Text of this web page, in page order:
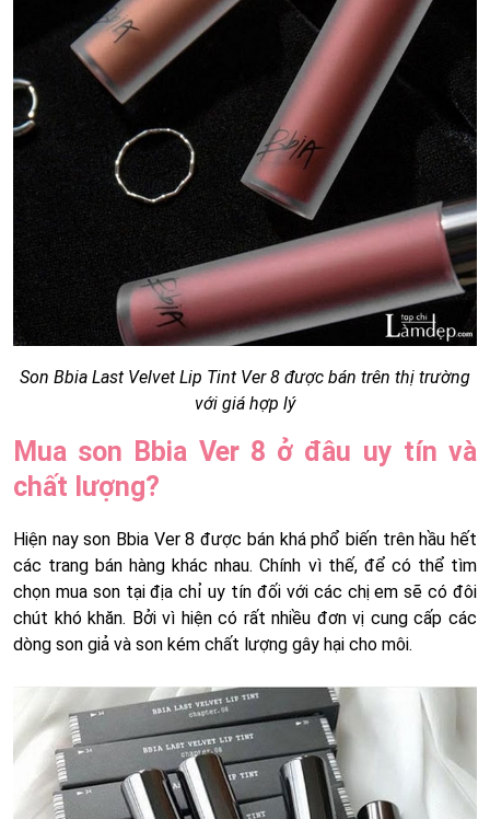
Son Bbia Last Velvet Lip Tint Ver 8 được bán trên thị trường
với giá hợp lý
Mua son Bbia Ver 8 ở đâu uy tín và
chất lượng?
Hiện nay son Bbia Ver 8 được bán khá phổ biến trên hầu hết
các trang bán hàng khác nhau. Chính vì thế, để có thể tìm
chọn mua son tại địa chỉ uy tín đối với các chị em sẽ có đôi
chút khó khăn. Bởi vì hiện có rất nhiều đơn vị cung cấp các
dòng son giả và son kém chất lượng gây hại cho môi.